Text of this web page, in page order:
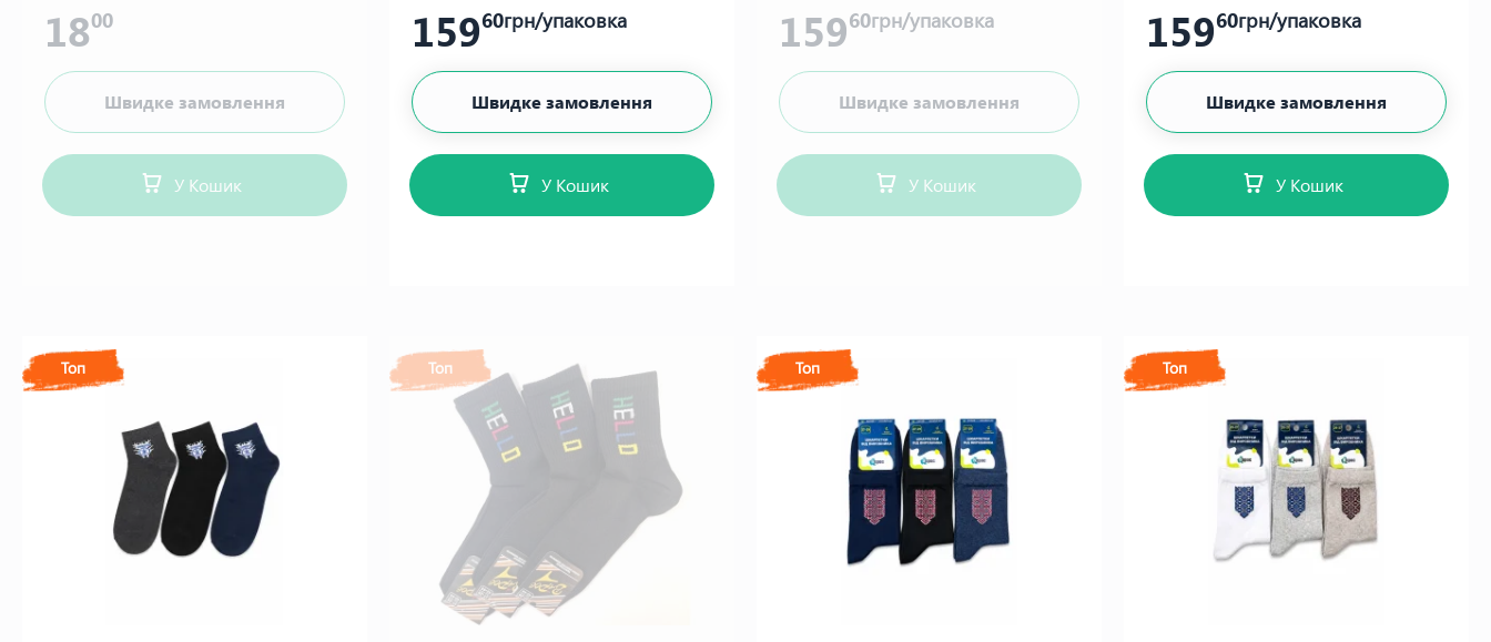
1800
Швидке замовлення
У Кошик
15960грн/упаковка
Швидке замовлення
У Кошик
15960грн/упаковка
Швидке замовлення
У Кошик
15960грн/упаковка
Швидке замовлення
У Кошик
Топ Топ Топ Топ